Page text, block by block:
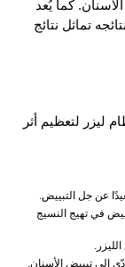
كما يُعد
تماثل نتائج
ليزر لتعظيم أثر
عن جل التبييض.
في تهيج النسيج
إلى تبييض الأسنان.